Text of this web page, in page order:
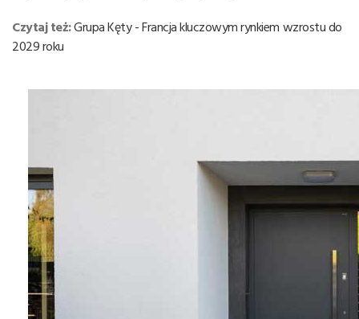
Czytaj też:Grupa Kęty - Francja kluczowym rynkiem wzrostu do
2029 roku